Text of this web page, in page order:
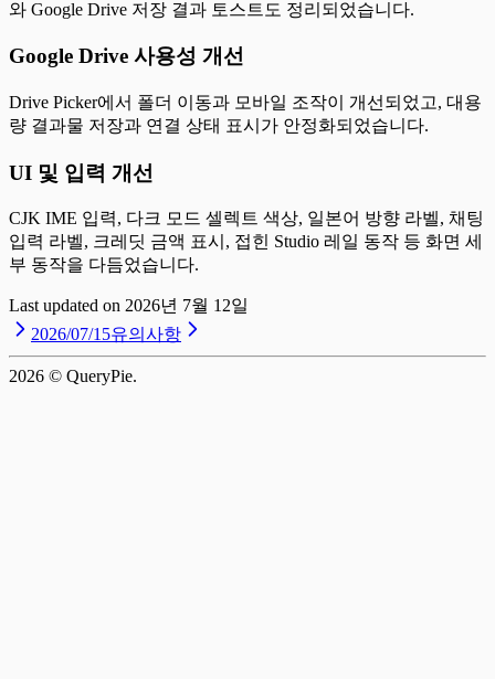
와 Google Drive 저장 결과 토스트도 정리되었습니다.
Google Drive 사용성 개선
Drive Picker에서 폴더 이동과 모바일 조작이 개선되었고, 대용
량 결과물 저장과 연결 상태 표시가 안정화되었습니다.
UI 및 입력 개선
CJK IME 입력, 다크 모드 셀렉트 색상, 일본어 방향 라벨, 채팅
입력 라벨, 크레딧 금액 표시, 접힌 Studio 레일 동작 등 화면 세
부 동작을 다듬었습니다.
Last updated on 2026년 7월 12일
2026/07/15유의사항
2026 © QueryPie.